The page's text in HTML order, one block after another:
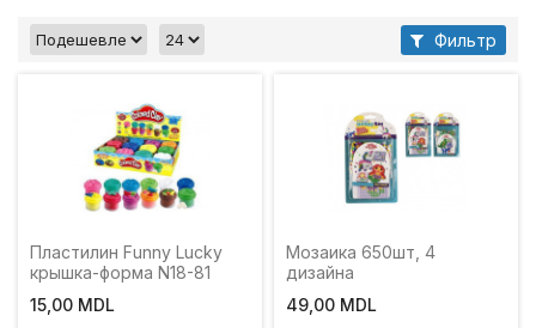
Фильтр
Пластилин Funny Lucky
крышка-форма N18-81
15,00 MDL
Мозаика 650шт, 4
дизайна
49,00 MDL